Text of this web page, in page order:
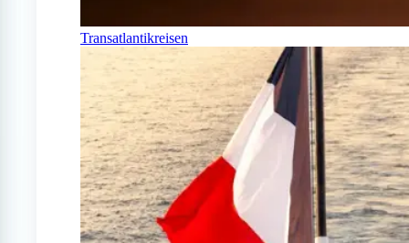
Transatlantikreisen